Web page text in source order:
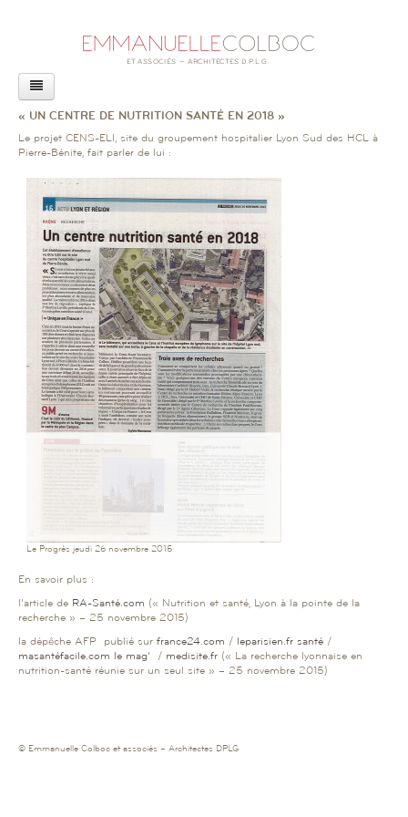
AGENCE
REVUE DE PRESSE
RAPPORT SUR L’ACCESSIBILITÉ
EXPOSITION
AUTRES ACTUALITÉS
CONTACT
« UN CENTRE DE NUTRITION SANTÉ EN 2018 »
Le projet CENS-ELI, site du groupement hospitalier Lyon Sud des HCL à
Pierre-Bénite, fait parler de lui :
Le Progrès jeudi 26 novembre 2015
En savoir plus :
l’article de RA-Santé.com (« Nutrition et santé, Lyon à la pointe de la
recherche » – 25 novembre 2015)
la dépêche AFP publié sur france24.com / leparisien.fr santé /
masantéfacile.com le mag’ / medisite.fr (« La recherche lyonnaise en
nutrition-santé réunie sur un seul site » – 25 novembre 2015)
© Emmanuelle Colboc et associés – Architectes DPLG